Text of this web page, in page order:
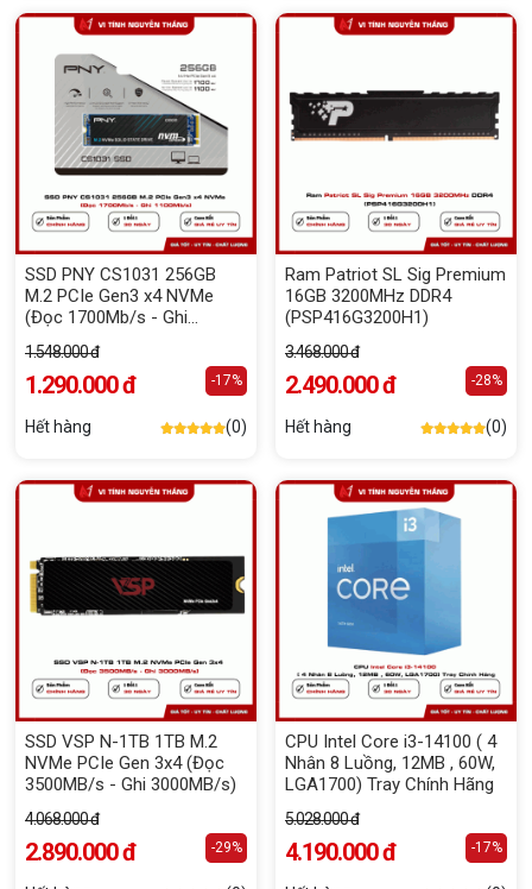
SSD PNY CS1031 256GB
M.2 PCIe Gen3 x4 NVMe
(Đọc 1700Mb/s - Ghi
1.548.000 đ
1.290.000 đ -17%
Hết hàng (0)
Ram Patriot SL Sig Premium
16GB 3200MHz DDR4
(PSP416G3200H1)
3.468.000 đ
2.490.000 đ -28%
Hết hàng (0)
SSD VSP N-1TB 1TB M.2
NVMe PCIe Gen 3x4 (Đọc
3500MB/s - Ghi 3000MB/s)
4.068.000 đ
2.890.000 đ -29%
CPU Intel Core i3-14100 ( 4
Nhân 8 Luồng, 12MB , 60W,
LGA1700) Tray Chính Hãng
5.028.000 đ
4.190.000 đ -17%